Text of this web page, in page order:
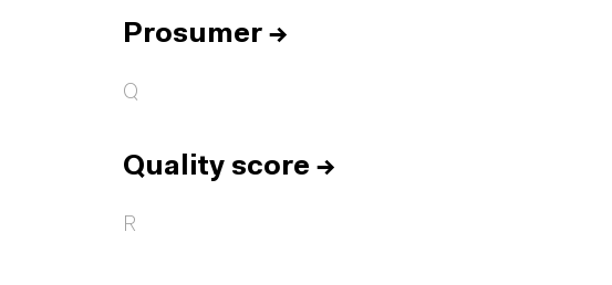
Prosumer →
Q
Quality score →
R